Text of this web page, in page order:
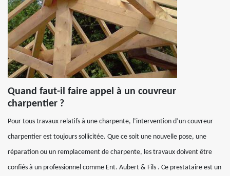
Quand faut-il faire appel à un couvreur
charpentier ?
Pour tous travaux relatifs à une charpente, l’intervention d’un couvreur
charpentier est toujours sollicitée. Que ce soit une nouvelle pose, une
réparation ou un remplacement de charpente, les travaux doivent être
confiés à un professionnel comme Ent. Aubert & Fils . Ce prestataire est un